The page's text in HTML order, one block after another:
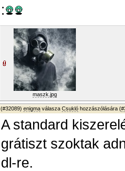
:
maszk.jpg
(#32089) enigma válasza Csukló hozzászólására (
A standard
grátiszt szoktak
dl-re.